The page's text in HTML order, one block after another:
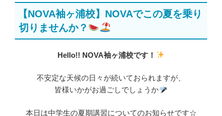
稿
【NOVA袖ヶ浦校】NOVAでこの夏を乗り
切りませんか？
Hello!! NOVA袖ヶ浦校です！
不安定な天候の日々が続いておられますが、
皆様いかがお過ごしでしょうか
本日は中学生の夏期講習についてのお知らせです☆